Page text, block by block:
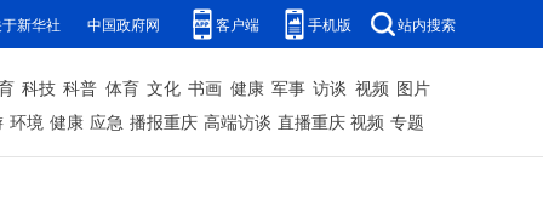
新华社 中国政府网 客户端 手机版 站内搜索
科技 科普 体育 文化 书画 健康 军事 访谈 视频 图片
环境 健康 应急 播报重庆 高端访谈 直播重庆 视频 专题